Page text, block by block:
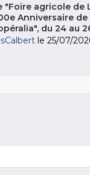
"Foire agricole de
Anniversaire
du 24 au
le 25/07/